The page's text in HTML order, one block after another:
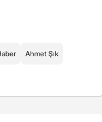
Ahmet Şık